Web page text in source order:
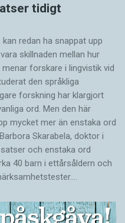
tidigt
redan ha snappat upp
skillnaden mellan hur
forskare i lingvistik vid
den språkliga
forskning har klargjort
ord. Men den här
mycket mer än enstaka ord
Skarabela, doktor i
och enstaka ord
40 barn i ettårsåldern och